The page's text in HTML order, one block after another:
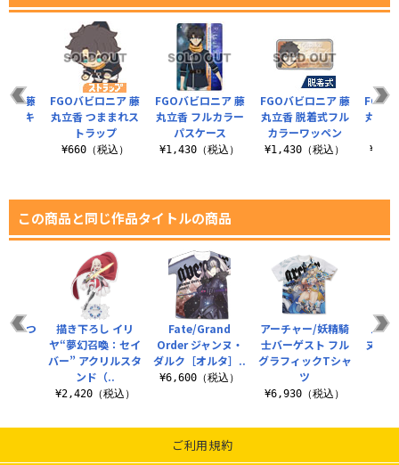
FGOバビロニア 藤
丸立香 フルカラー
パスケース
¥1,430（税込）
FGOバビロニア 藤
丸立香 脱着式フル
カラーワッペン
¥1,430（税込）
FGO
丸立
ア 藤
れキ
FGOバビロニア 藤
丸立香 つままれス
トラップ
¥660（税込）
この商品と同じ作品タイトルの商品
Fate/Grand
Order ジャンヌ・
ダルク［オルタ］..
¥6,600（税込）
アーチャー/妖精騎
士バーゲスト フル
グラフィックTシャ
ツ
¥6,930（税込）
ルー
ヌ・
人 つ
描き下ろし イリ
ヤ“夢幻召喚：セイ
バー” アクリルスタ
ンド（..
¥2,420（税込）
ご利用規約